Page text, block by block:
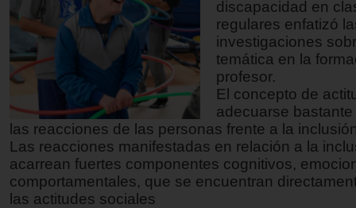
discapacidad en
regulares enfatizó
investigaciones
temática en la
profesor.
El concepto de
adecuarse
las reacciones de las personas frente a la
Las reacciones manifestadas en relación a la
acarrean fuertes componentes cognitivos,
comportamentales, que se encuentran
las actitudes sociales